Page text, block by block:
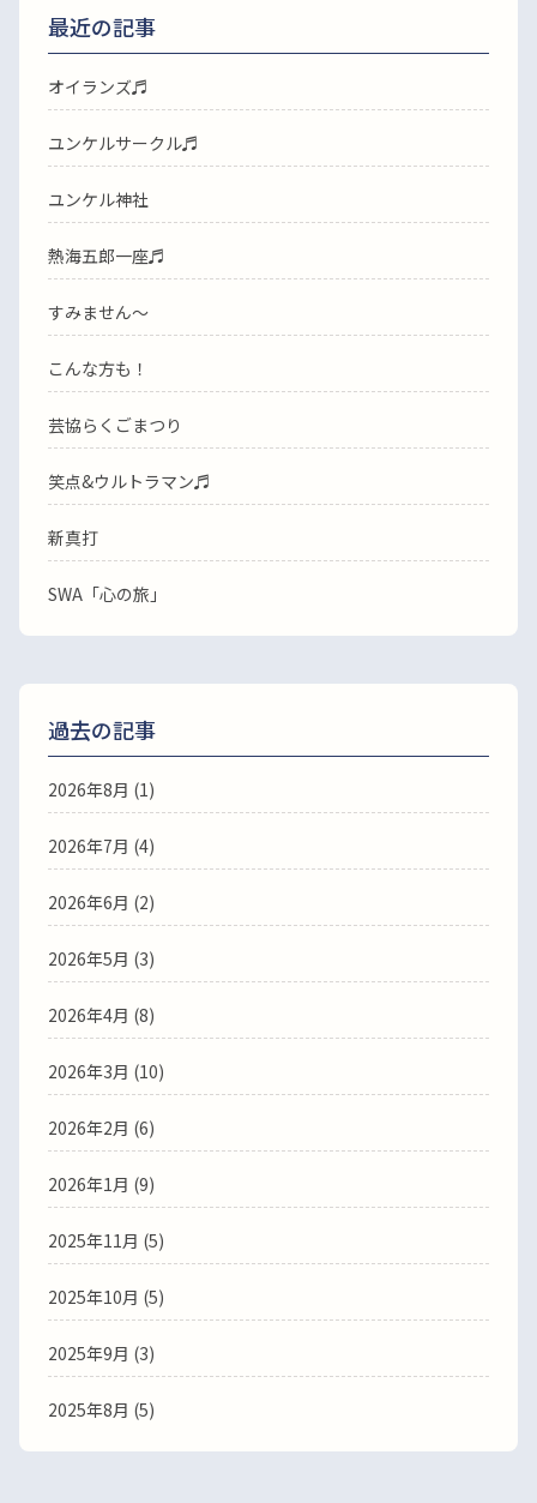
最近の記事
オイランズ♬
ユンケルサークル♬
ユンケル神社
熱海五郎一座♬
すみません〜
こんな方も！
芸協らくごまつり
笑点&ウルトラマン♬
新真打
SWA「心の旅」
過去の記事
2026年8月 (1)
2026年7月 (4)
2026年6月 (2)
2026年5月 (3)
2026年4月 (8)
2026年3月 (10)
2026年2月 (6)
2026年1月 (9)
2025年11月 (5)
2025年10月 (5)
2025年9月 (3)
2025年8月 (5)